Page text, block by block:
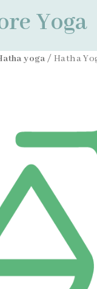
Yoga
yoga/ Hatha